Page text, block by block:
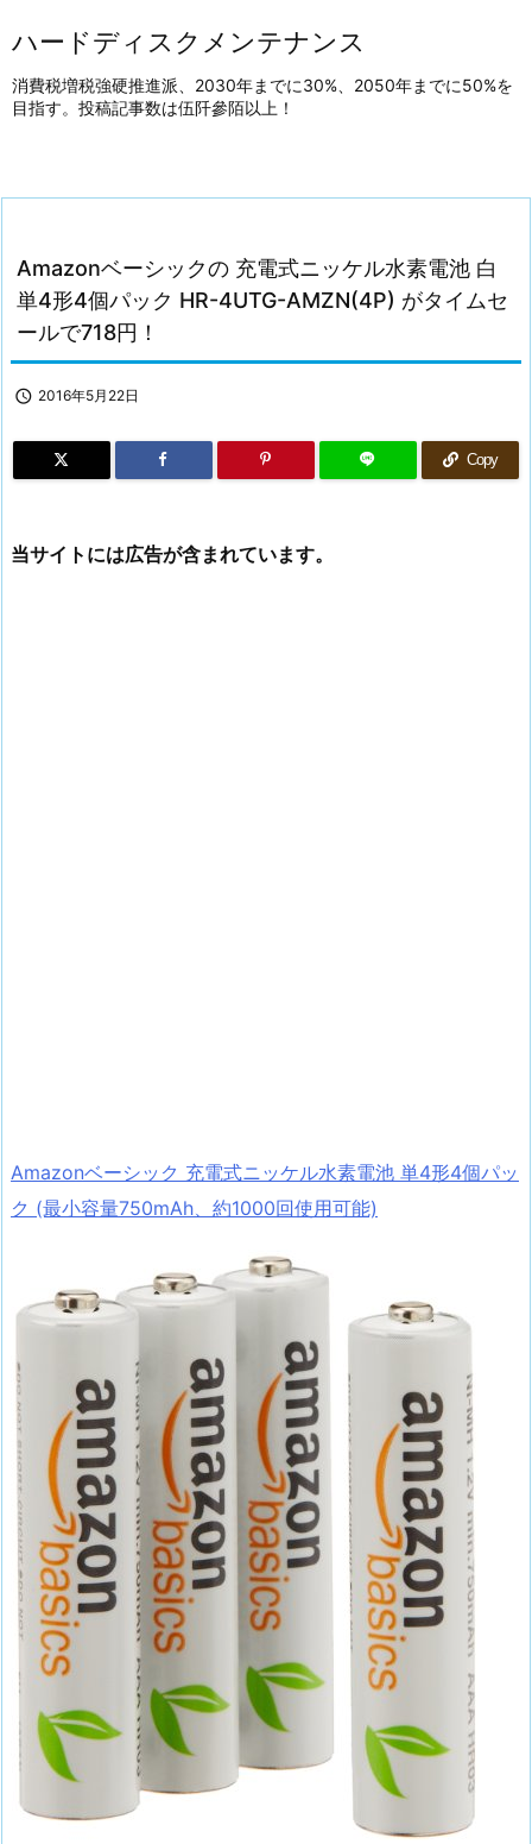
ハードディスクメンテナンス
消費税増税強硬推進派、2030年までに30%、2050年までに50%を
目指す。投稿記事数は伍阡參陌以上！
Amazonベーシックの 充電式ニッケル水素電池 白
単4形4個パック HR-4UTG-AMZN(4P) がタイムセ
ールで718円！
 2016年5月22日
Copy
当サイトには広告が含まれています。
Amazonベーシック 充電式ニッケル水素電池 単4形4個パッ
ク (最小容量750mAh、約1000回使用可能)